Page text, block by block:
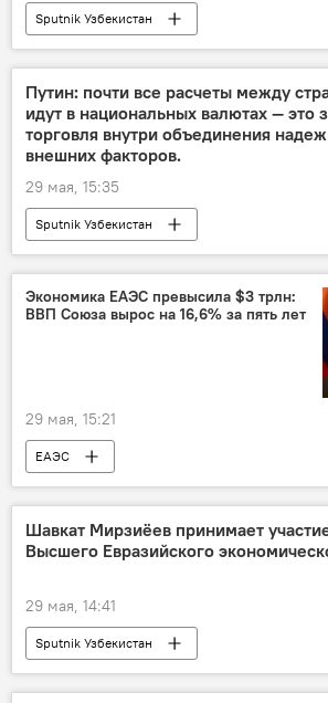
Sputnik Узбекистан
Путин: почти все расчеты между
идут в национальных валютах — это
торговля внутри объединения
внешних факторов.
29 мая, 15:35
Sputnik Узбекистан
Экономика ЕАЭС превысила $3 трлн:
ВВП Союза вырос на 16,6% за пять лет
29 мая, 15:21
ЕАЭС
Экономика
Шавкат Мирзиёев принимает
Высшего Евразийского
29 мая, 14:41
Sputnik Узбекистан